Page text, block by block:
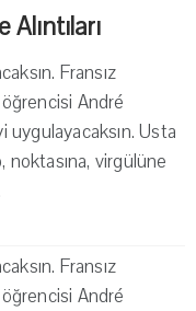
Fransız
André
uygulayacaksın. Usta
noktasına, virgülüne
Fransız
André